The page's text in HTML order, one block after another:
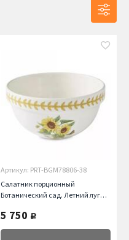
Артикул: PRT-BGM78806-38
Салатник порционный
Ботанический сад. Летний луг
5 750 руб.